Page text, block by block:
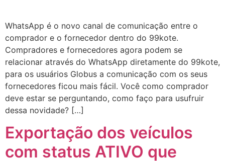
WhatsApp é o novo canal de comunicação entre o
comprador e o fornecedor dentro do 99kote.
Compradores e fornecedores agora podem se
relacionar através do WhatsApp diretamente do 99kote,
para os usuários Globus a comunicação com os seus
fornecedores ficou mais fácil. Você como comprador
deve estar se perguntando, como faço para usufruir
dessa novidade? […]
Exportação dos veículos
com status ATIVO que